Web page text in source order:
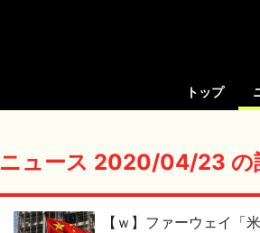
トップ
ニュース 2020/04/23 の
【ｗ】ファーウェイ「